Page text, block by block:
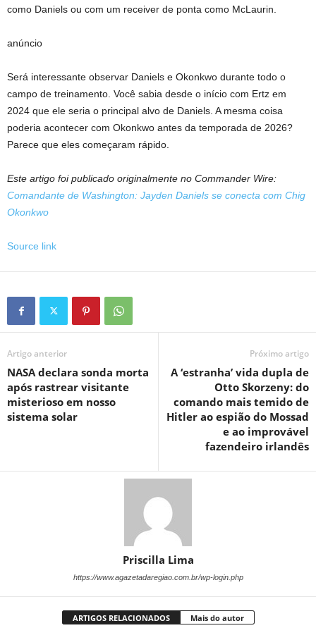
como Daniels ou com um receiver de ponta como McLaurin.
anúncio
Será interessante observar Daniels e Okonkwo durante todo o
campo de treinamento. Você sabia desde o início com Ertz em
2024 que ele seria o principal alvo de Daniels. A mesma coisa
poderia acontecer com Okonkwo antes da temporada de 2026?
Parece que eles começaram rápido.
Este artigo foi publicado originalmente no Commander Wire:
Comandante de Washington: Jayden Daniels se conecta com Chig
Okonkwo
Source link
Artigo anterior
NASA declara sonda morta
após rastrear visitante
misterioso em nosso
sistema solar
Próximo artigo
A ‘estranha’ vida dupla de
Otto Skorzeny: do
comando mais temido de
Hitler ao espião do Mossad
e ao improvável
fazendeiro irlandês
Priscilla Lima
https://www.agazetadaregiao.com.br/wp-login.php
ARTIGOS RELACIONADOS Mais do autor